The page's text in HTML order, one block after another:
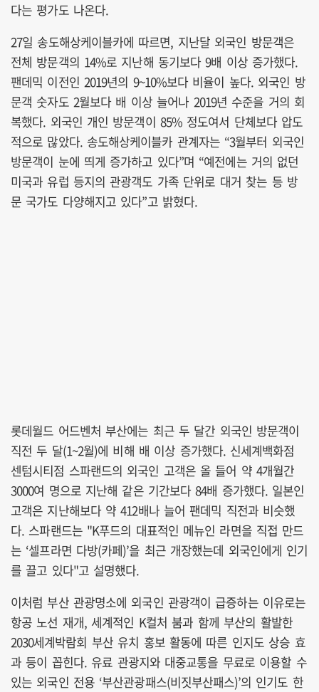
다는 평가도 나온다.
27일 송도해상케이블카에 따르면, 지난달 외국인 방문객은
전체 방문객의 14%로 지난해 동기보다 9배 이상 증가했다.
팬데믹 이전인 2019년의 9~10%보다 비율이 높다. 외국인 방
문객 숫자도 2월보다 배 이상 늘어나 2019년 수준을 거의 회
복했다. 외국인 개인 방문객이 85% 정도여서 단체보다 압도
적으로 많았다. 송도해상케이블카 관계자는 “3월부터 외국인
방문객이 눈에 띄게 증가하고 있다”며 “예전에는 거의 없던
미국과 유럽 등지의 관광객도 가족 단위로 대거 찾는 등 방
문 국가도 다양해지고 있다”고 밝혔다.
롯데월드 어드벤처 부산에는 최근 두 달간 외국인 방문객이
직전 두 달(1~2월)에 비해 배 이상 증가했다. 신세계백화점
센텀시티점 스파랜드의 외국인 고객은 올 들어 약 4개월간
3000여 명으로 지난해 같은 기간보다 84배 증가했다. 일본인
고객은 지난해보다 약 412배나 늘어 팬데믹 직전과 비슷했
다. 스파랜드는 "K푸드의 대표적인 메뉴인 라면을 직접 만드
는 ‘셀프라면 다방(카페)’을 최근 개장했는데 외국인에게 인기
를 끌고 있다"고 설명했다.
이처럼 부산 관광명소에 외국인 관광객이 급증하는 이유로는
항공 노선 재개, 세계적인 K컬처 붐과 함께 부산의 활발한
2030세계박람회 부산 유치 홍보 활동에 따른 인지도 상승 효
과 등이 꼽힌다. 유료 관광지와 대중교통을 무료로 이용할 수
있는 외국인 전용 ‘부산관광패스(비짓부산패스)’의 인기도 한